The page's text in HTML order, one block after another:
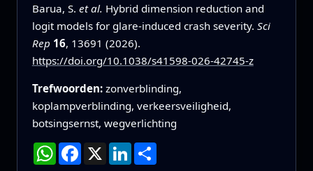
Barua, S. et al. Hybrid dimension reduction and
logit models for glare-induced crash severity. Sci
Rep 16, 13691 (2026).
https://doi.org/10.1038/s41598-026-42745-z
Trefwoorden: zonverblinding,
koplampverblinding, verkeersveiligheid,
botsingsernst, wegverlichting
WhatsApp
Facebook
X LinkedIn
Deel